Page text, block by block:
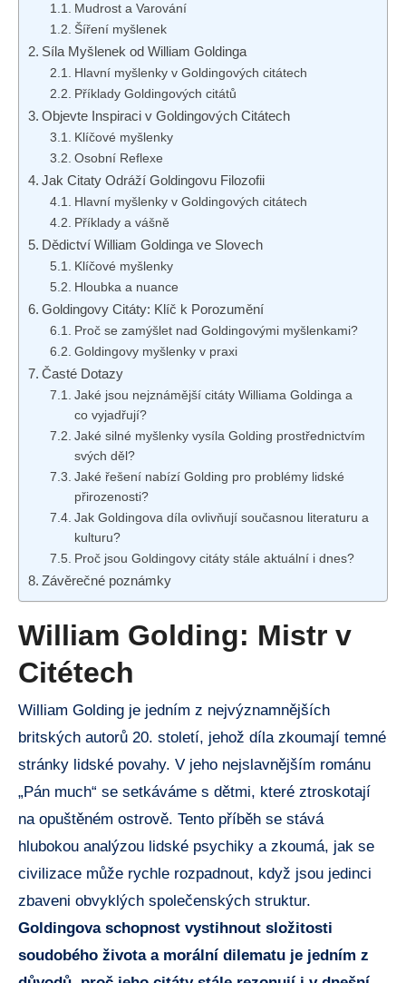
Mudrost a Varování
Šíření myšlenek
Síla Myšlenek od William Goldinga
Hlavní myšlenky v Goldingových citátech
Příklady Goldingových citátů
Objevte Inspiraci v Goldingových Citátech
Klíčové myšlenky
Osobní Reflexe
Jak Citaty Odráží Goldingovu Filozofii
Hlavní myšlenky v Goldingových citátech
Příklady a vášně
Dědictví William Goldinga ve Slovech
Klíčové myšlenky
Hloubka a nuance
Goldingovy Citáty: Klíč k Porozumění
Proč se zamýšlet nad Goldingovými myšlenkami?
Goldingovy myšlenky v praxi
Časté Dotazy
Jaké jsou nejznámější citáty Williama Goldinga a
co vyjadřují?
Jaké silné myšlenky vysíla Golding prostřednictvím
svých děl?
Jaké řešení nabízí Golding pro problémy lidské
přirozenosti?
Jak Goldingova díla ovlivňují současnou literaturu a
kulturu?
Proč jsou Goldingovy citáty stále aktuální i dnes?
Závěrečné poznámky
William Golding: Mistr v
Citétech
William Golding je jedním z nejvýznamnějších
britských autorů 20. století, jehož díla zkoumají temné
stránky lidské povahy. V jeho nejslavnějším románu
„Pán much“ se setkáváme s dětmi, které ztroskotají
na opuštěném ostrově. Tento příběh se stává
hlubokou analýzou lidské psychiky a zkoumá, jak se
civilizace může rychle rozpadnout, když jsou jedinci
zbaveni obvyklých společenských struktur.
Goldingova schopnost vystihnout složitosti
soudobého života a morální dilematu je jedním z